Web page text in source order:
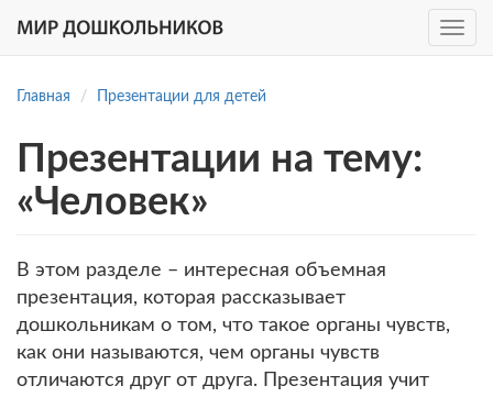
Toggle
Главная Презентации для детей
Презентации на тему:
«Человек»
В этом разделе – интересная объемная
презентация, которая рассказывает
дошкольникам о том, что такое органы чувств,
как они называются, чем органы чувств
отличаются друг от друга. Презентация учит